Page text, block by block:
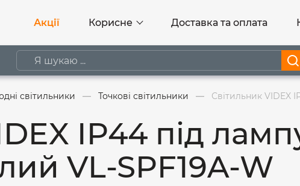
Акції Корисне Доставка та оплата
світильники Точкові світильники Світильник VIDEX
IP44 під
VL-SPF19A-W